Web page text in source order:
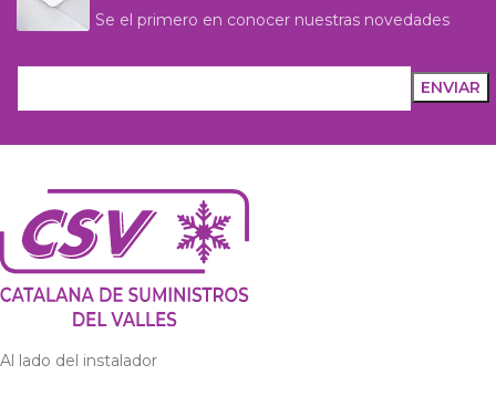
Se el primero en conocer nuestras novedades
Al lado del instalador